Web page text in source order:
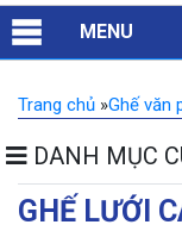
MENU
Trang chủ »Ghế văn
DANH MỤC
GHẾ LƯỚI